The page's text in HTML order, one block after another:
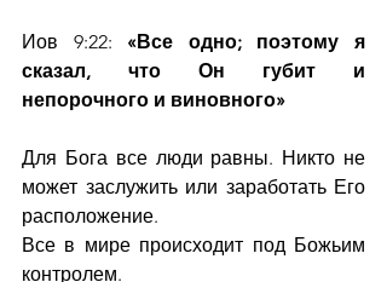
Иов 9:22: «Все одно; поэтому я
сказал, что Он губит и
непорочного и виновного»
Для Бога все люди равны. Никто не
может заслужить или заработать Его
расположение.
Все в мире происходит под Божьим
контролем.